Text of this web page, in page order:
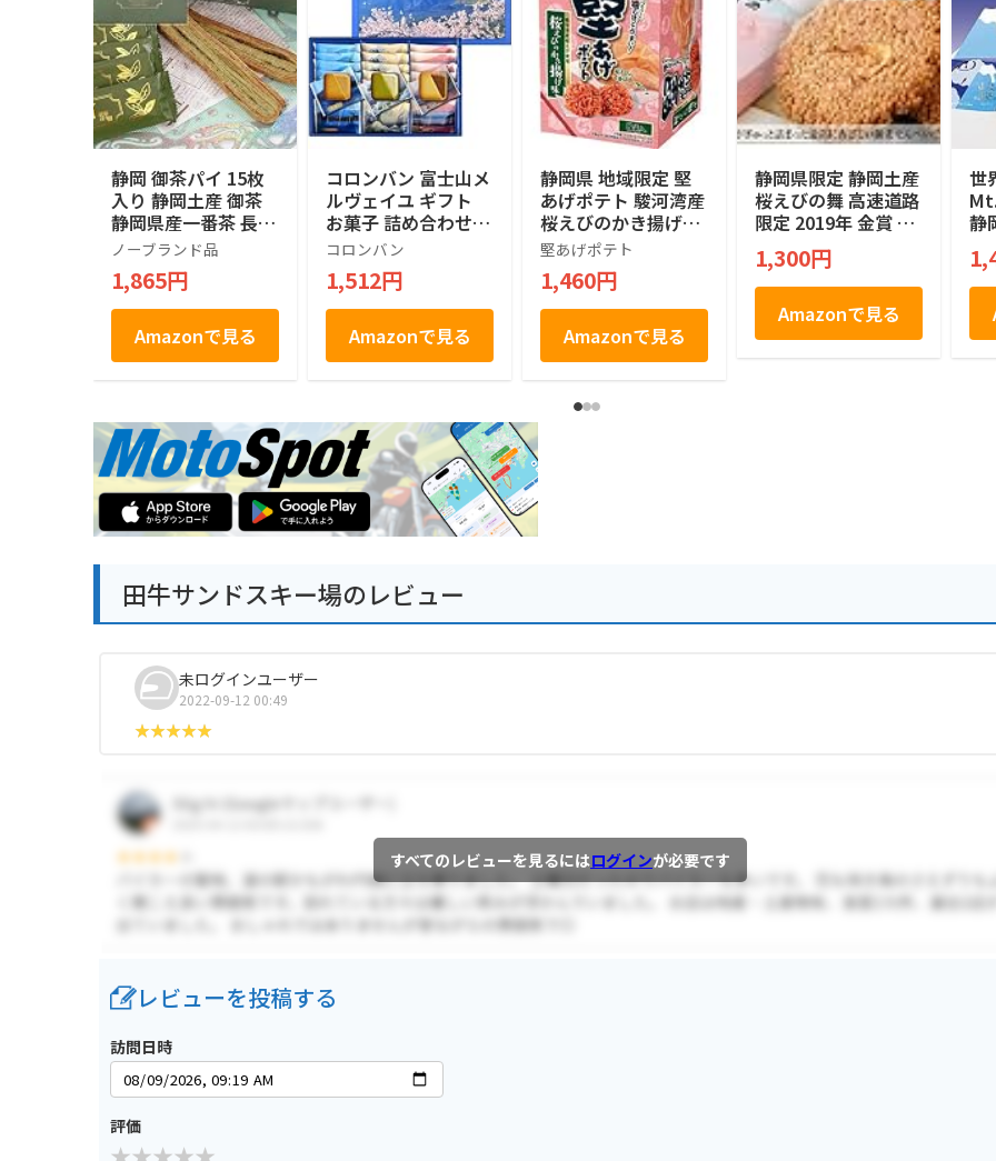
静岡 御茶パイ 15枚
入り 静岡土産 御茶
静岡県産一番茶 長登
屋
ノーブランド品
1,865円
Amazonで見る
コロンバン 富士山メ
ルヴェイユ ギフト
お菓子 詰め合わせ
個包装 土産 お菓子
贈答 銘店 ラングド
シャ 21枚入り
コロンバン
1,512円
Amazonで見る
静岡県 地域限定 堅
あげポテト 駿河湾産
桜えびのかき揚げ味
120g (15g×8袋入)
堅あげポテト
1,460円
Amazonで見る
静岡県限定 静岡土産
桜えびの舞 高速道路
限定 2019年 金賞 M
ONDE SELECTION
絶対買い 焼菓子 煎
餅 せんべい １２個
1,300円
Amazonで見る
世
静
定
ッ
ペ
田牛サンドスキー場のレビュー
未ログインユーザー
2022-09-12 00:49
すべてのレビューを見るにはログインが必要です
レビューを投稿する
訪問日時
評価